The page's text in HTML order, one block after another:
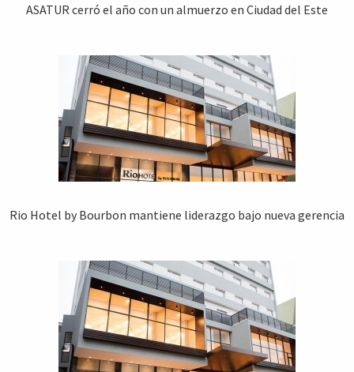
ASATUR cerró el año con un almuerzo en Ciudad del Este
Rio Hotel by Bourbon mantiene liderazgo bajo nueva gerencia